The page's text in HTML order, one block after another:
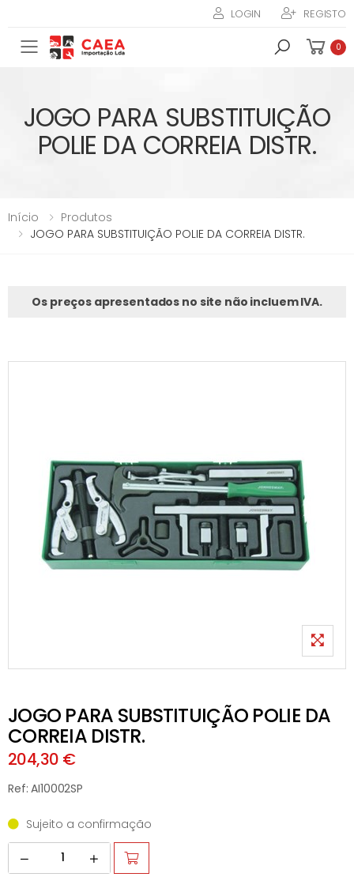
LOGIN REGISTO
Toggle mobile menu 0
JOGO PARA SUBSTITUIÇÃO
POLIE DA CORREIA DISTR.
Início
Produtos
JOGO PARA SUBSTITUIÇÃO POLIE DA CORREIA DISTR.
Os preços apresentados no site não incluem IVA.
JOGO PARA SUBSTITUIÇÃO POLIE DA
CORREIA DISTR.
204,30 €
Ref: AI10002SP
Sujeito a confirmação